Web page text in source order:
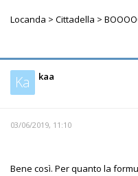
Locanda > Cittadella >
Ka kaa
03/06/2019, 11:10
Bene così. Per quanto la